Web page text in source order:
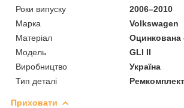
Роки випуску
2006–2010
Марка
Volkswagen
Матеріал
Оцинкована
Мoдель
GLI II
Виробництво
Україна
Тип деталі
Приховати